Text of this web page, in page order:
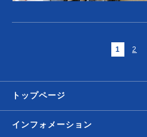
1 2
トップページ
インフォメーション